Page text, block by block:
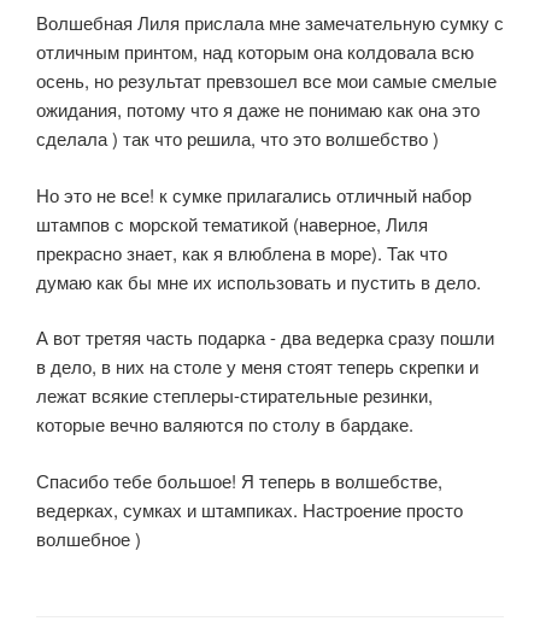
Волшебная Лиля прислала мне замечательную сумку с
отличным принтом, над которым она колдовала всю
осень, но результат превзошел все мои самые смелые
ожидания, потому что я даже не понимаю как она это
сделала ) так что решила, что это волшебство )
Но это не все! к сумке прилагались отличный набор
штампов с морской тематикой (наверное, Лиля
прекрасно знает, как я влюблена в море). Так что
думаю как бы мне их использовать и пустить в дело.
А вот третяя часть подарка - два ведерка сразу пошли
в дело, в них на столе у меня стоят теперь скрепки и
лежат всякие степлеры-стирательные резинки,
которые вечно валяются по столу в бардаке.
Спасибо тебе большое! Я теперь в волшебстве,
ведерках, сумках и штампиках. Настроение просто
волшебное )